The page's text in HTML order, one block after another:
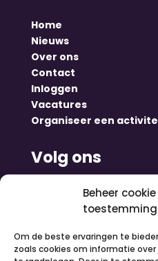
Beheer cookie
toestemming
Om de beste ervaringen te
zoals cookies om informatie
Home
Nieuws
Over ons
Contact
Inloggen
Vacatures
Organiseer een
Volg ons